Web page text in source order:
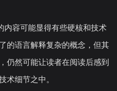
内容可能显得有些硬核和技术
的语言解释复杂的概念，但其
仍然可能让读者在阅读后感到
术细节之中。